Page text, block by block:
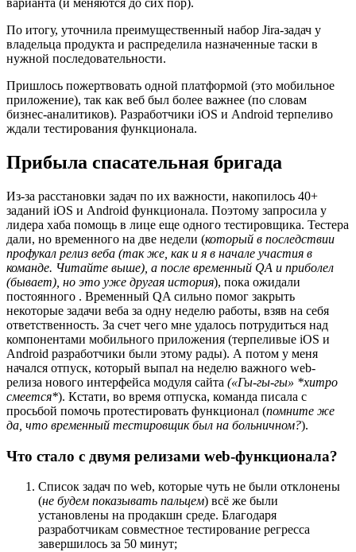
варианта (и меняются до сих пор).
По итогу, уточнила преимущественный набор Jira-задач у
владельца продукта и распределила назначенные таски в
нужной последовательности.
Пришлось пожертвовать одной платформой (это мобильное
приложение), так как веб был более важнее (по словам
бизнес-аналитиков). Разработчики iOS и Android терпеливо
ждали тестирования функционала.
Прибыла спасательная бригада
Из-за расстановки задач по их важности, накопилось 40+
заданий iOS и Android функционала. Поэтому запросила у
лидера хаба помощь в лице еще одного тестировщика. Тестера
дали, но временного на две недели (который в последствии
профукал релиз веба (так же, как и я в начале участия в
команде. Читайте выше), а после временный QA и приболел
(бывает), но это уже другая история), пока ожидали
постоянного . Временный QA сильно помог закрыть
некоторые задачи веба за одну неделю работы, взяв на себя
ответственность. За счет чего мне удалось потрудиться над
компонентами мобильного приложения (терпеливые iOS и
Android разработчики были этому рады). А потом у меня
начался отпуск, который выпал на неделю важного web-
релиза нового интерфейса модуля сайта («Гы-гы-гы» *хитро
смеется*). Кстати, во время отпуска, команда писала с
просьбой помочь протестировать функционал (помните же
да, что временный тестировщик был на больничном?).
Что стало с двумя релизами web-функционала?
Список задач по web, которые чуть не были отклонены
(не будем показывать пальцем) всё же были
установлены на продакшн среде. Благодаря
разработчикам совместное тестирование регресса
завершилось за 50 минут;